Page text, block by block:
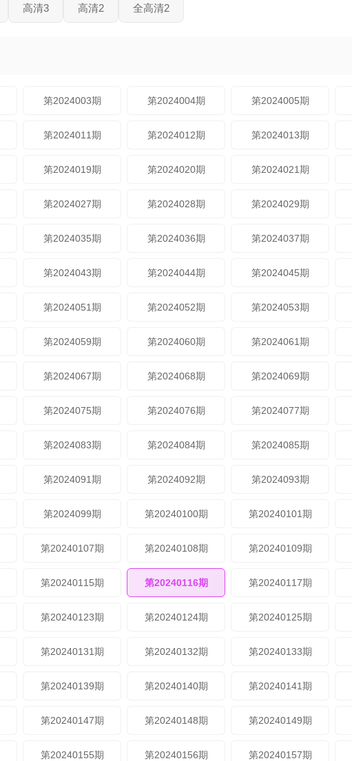
高清3 高清2 全高清2
第2024003期 第2024004期 第2024005期
第2024011期 第2024012期 第2024013期
第2024019期 第2024020期 第2024021期
第2024027期 第2024028期 第2024029期
第2024035期 第2024036期 第2024037期
第2024043期 第2024044期 第2024045期
第2024051期 第2024052期 第2024053期
第2024059期 第2024060期 第2024061期
第2024067期 第2024068期 第2024069期
第2024075期 第2024076期 第2024077期
第2024083期 第2024084期 第2024085期
第2024091期 第2024092期 第2024093期
第2024099期 第20240100期 第20240101期
第20240107期 第20240108期 第20240109期
第20240115期 第20240116期 第20240117期
第20240123期 第20240124期 第20240125期
第20240131期 第20240132期 第20240133期
第20240139期 第20240140期 第20240141期
第20240147期 第20240148期 第20240149期
第20240155期 第20240156期 第20240157期